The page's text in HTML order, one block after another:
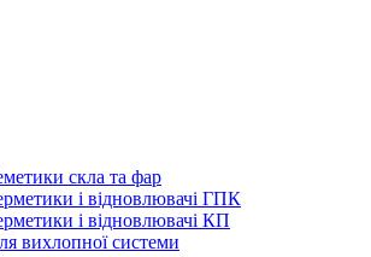
скла та фар
і відновлювачі ГПК
і відновлювачі КП
вихлопної системи